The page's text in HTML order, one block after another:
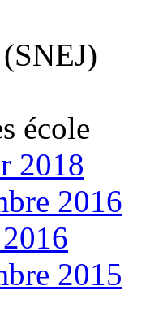
école
2018
2016
2015